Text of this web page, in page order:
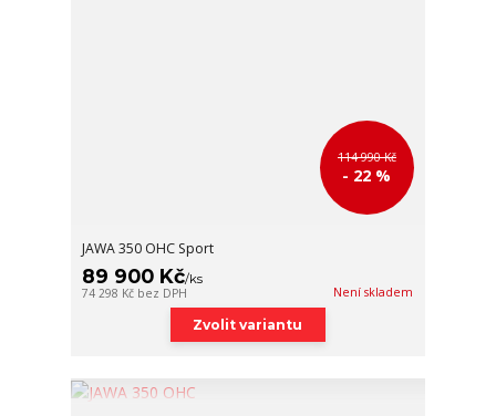
114 990 Kč
- 22 %
JAWA 350 OHC Sport
89 900 Kč/ks
74 298 Kč bez DPH Není skladem
Zvolit variantu